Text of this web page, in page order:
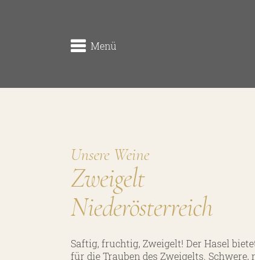
die Herkunft
die Lagen
der Keller
Menü
Unsere Weine
Zweigelt
Niederösterreich
Saftig, fruchtig, Zweigelt! Der Hasel
für die Trauben des Zweigelts.